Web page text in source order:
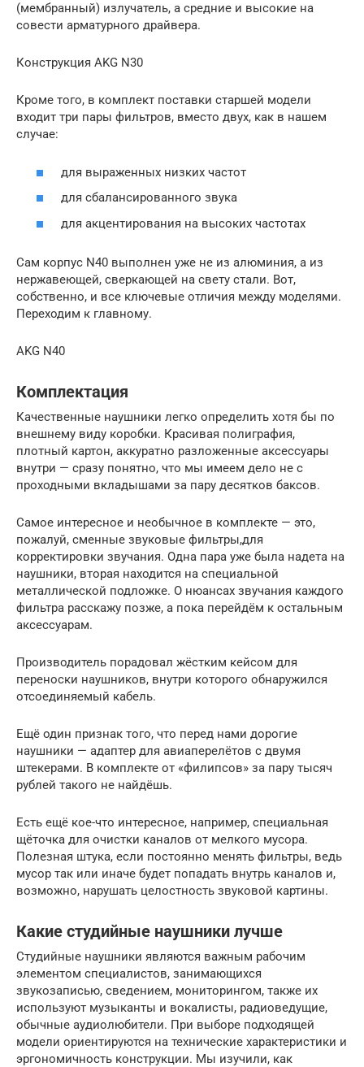
(мембранный) излучатель, а средние и высокие на
совести арматурного драйвера.
Конструкция AKG N30
Кроме того, в комплект поставки старшей модели
входит три пары фильтров, вместо двух, как в нашем
случае:
для выраженных низких частот
для сбалансированного звука
для акцентирования на высоких частотах
Сам корпус N40 выполнен уже не из алюминия, а из
нержавеющей, сверкающей на свету стали. Вот,
собственно, и все ключевые отличия между моделями.
Переходим к главному.
AKG N40
Комплектация
Качественные наушники легко определить хотя бы по
внешнему виду коробки. Красивая полиграфия,
плотный картон, аккуратно разложенные аксессуары
внутри — сразу понятно, что мы имеем дело не с
проходными вкладышами за пару десятков баксов.
Самое интересное и необычное в комплекте — это,
пожалуй, сменные звуковые фильтры,для
корректировки звучания. Одна пара уже была надета на
наушники, вторая находится на специальной
металлической подложке. О нюансах звучания каждого
фильтра расскажу позже, а пока перейдём к остальным
аксессуарам.
Производитель порадовал жёстким кейсом для
переноски наушников, внутри которого обнаружился
отсоединяемый кабель.
Ещё один признак того, что перед нами дорогие
наушники — адаптер для авиаперелётов с двумя
штекерами. В комплекте от «филипсов» за пару тысяч
рублей такого не найдёшь.
Есть ещё кое-что интересное, например, специальная
щёточка для очистки каналов от мелкого мусора.
Полезная штука, если постоянно менять фильтры, ведь
мусор так или иначе будет попадать внутрь каналов и,
возможно, нарушать целостность звуковой картины.
Какие студийные наушники лучше
Студийные наушники являются важным рабочим
элементом специалистов, занимающихся
звукозаписью, сведением, мониторингом, также их
используют музыканты и вокалисты, радиоведущие,
обычные аудиолюбители. При выборе подходящей
модели ориентируются на технические характеристики и
эргономичность конструкции. Мы изучили, как